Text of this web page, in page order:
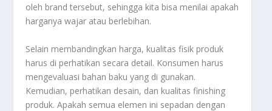
oleh brand tersebut, sehingga kita bisa menilai apakah
harganya wajar atau berlebihan.
Selain membandingkan harga, kualitas fisik produk
harus di perhatikan secara detail. Konsumen harus
mengevaluasi bahan baku yang di gunakan.
Kemudian, perhatikan desain, dan kualitasfinishing
produk. Apakah semua elemen ini sepadan dengan